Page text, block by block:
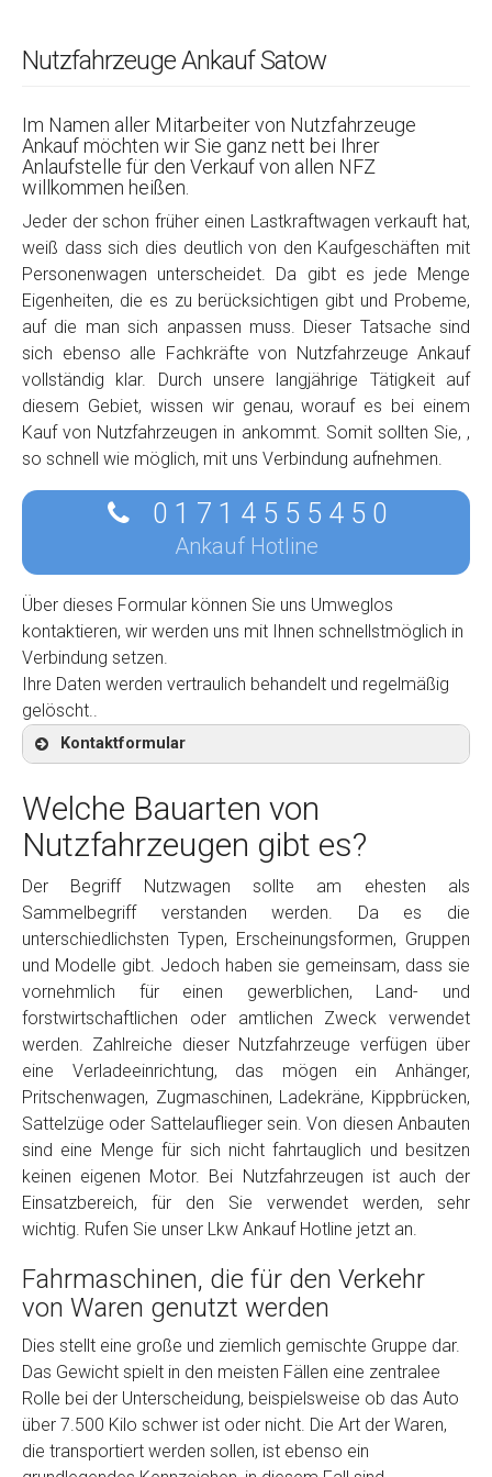
Nutzfahrzeuge Ankauf Satow
Im Namen aller Mitarbeiter von Nutzfahrzeuge
Ankauf möchten wir Sie ganz nett bei Ihrer
Anlaufstelle für den Verkauf von allen NFZ
willkommen heißen.
Jeder der schon früher einen Lastkraftwagen verkauft hat,
weiß dass sich dies deutlich von den Kaufgeschäften mit
Personenwagen unterscheidet. Da gibt es jede Menge
Eigenheiten, die es zu berücksichtigen gibt und Probeme,
auf die man sich anpassen muss. Dieser Tatsache sind
sich ebenso alle Fachkräfte von Nutzfahrzeuge Ankauf
vollständig klar. Durch unsere langjährige Tätigkeit auf
diesem Gebiet, wissen wir genau, worauf es bei einem
Kauf von Nutzfahrzeugen in ankommt. Somit sollten Sie, ,
so schnell wie möglich, mit uns Verbindung aufnehmen.
0 1 7 1 4 5 5 5 4 5 0
Ankauf Hotline
Über dieses Formular können Sie uns Umweglos
kontaktieren, wir werden uns mit Ihnen schnellstmöglich in
Verbindung setzen.
Ihre Daten werden vertraulich behandelt und regelmäßig
gelöscht..
Kontaktformular
Kontaktformular
Marke
Model
Baujahr
Getriebe
Bekannte Schäden
Kilometerstand
Preisvorstellung
Name*
Welche Bauarten von
Nutzfahrzeugen gibt es?
Der Begriff Nutzwagen sollte am ehesten als
Sammelbegriff verstanden werden. Da es die
unterschiedlichsten Typen, Erscheinungsformen, Gruppen
und Modelle gibt. Jedoch haben sie gemeinsam, dass sie
vornehmlich für einen gewerblichen, Land- und
forstwirtschaftlichen oder amtlichen Zweck verwendet
werden. Zahlreiche dieser Nutzfahrzeuge verfügen über
eine Verladeeinrichtung, das mögen ein Anhänger,
Pritschenwagen, Zugmaschinen, Ladekräne, Kippbrücken,
Sattelzüge oder Sattelauflieger sein. Von diesen Anbauten
sind eine Menge für sich nicht fahrtauglich und besitzen
keinen eigenen Motor. Bei Nutzfahrzeugen ist auch der
Einsatzbereich, für den Sie verwendet werden, sehr
wichtig. Rufen Sie unser Lkw Ankauf Hotline jetzt an.
Fahrmaschinen, die für den Verkehr
von Waren genutzt werden
Dies stellt eine große und ziemlich gemischte Gruppe dar.
Das Gewicht spielt in den meisten Fällen eine zentralee
Rolle bei der Unterscheidung, beispielsweise ob das Auto
über 7.500 Kilo schwer ist oder nicht. Die Art der Waren,
die transportiert werden sollen, ist ebenso ein